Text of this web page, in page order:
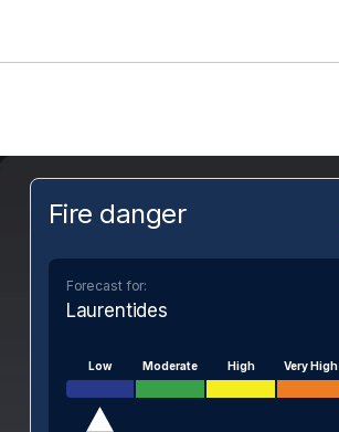
Fire danger
Forecast for:
Laurentides
Low Moderate High Very High